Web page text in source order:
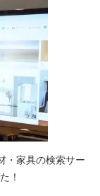
・家具の検索サー
！